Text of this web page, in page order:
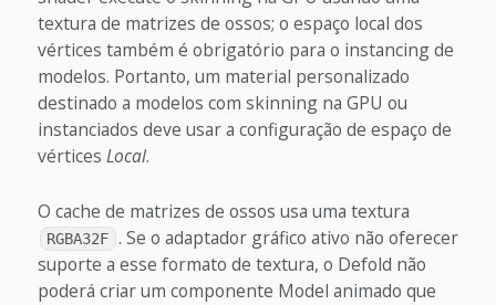
textura de matrizes de ossos; o espaço local dos
vértices também é obrigatório para o instancing de
modelos. Portanto, um material personalizado
destinado a modelos com skinning na GPU ou
instanciados deve usar a configuração de espaço de
vértices Local.
O cache de matrizes de ossos usa uma textura
RGBA32F . Se o adaptador gráfico ativo não oferecer
suporte a esse formato de textura, o Defold não
poderá criar um componente Model animado que